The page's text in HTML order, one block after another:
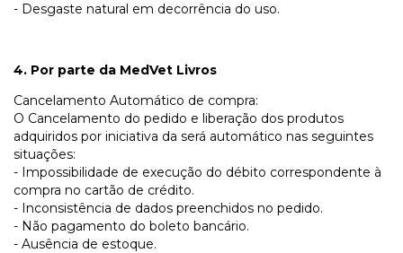
- Desgaste natural em decorrência do uso.
4. Por parte da MedVet Livros
Cancelamento Automático de compra:
O Cancelamento do pedido e liberação dos produtos
adquiridos por iniciativa da será automático nas seguintes
situações:
- Impossibilidade de execução do débito correspondente à
compra no cartão de crédito.
- Inconsistência de dados preenchidos no pedido.
- Não pagamento do boleto bancário.
- Ausência de estoque.